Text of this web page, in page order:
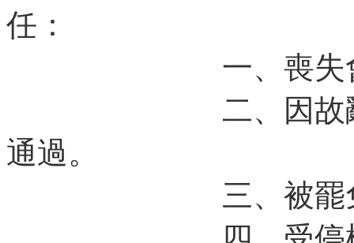
任：
一、喪失會員
二、因故辭職，
通過。
三、被罷免